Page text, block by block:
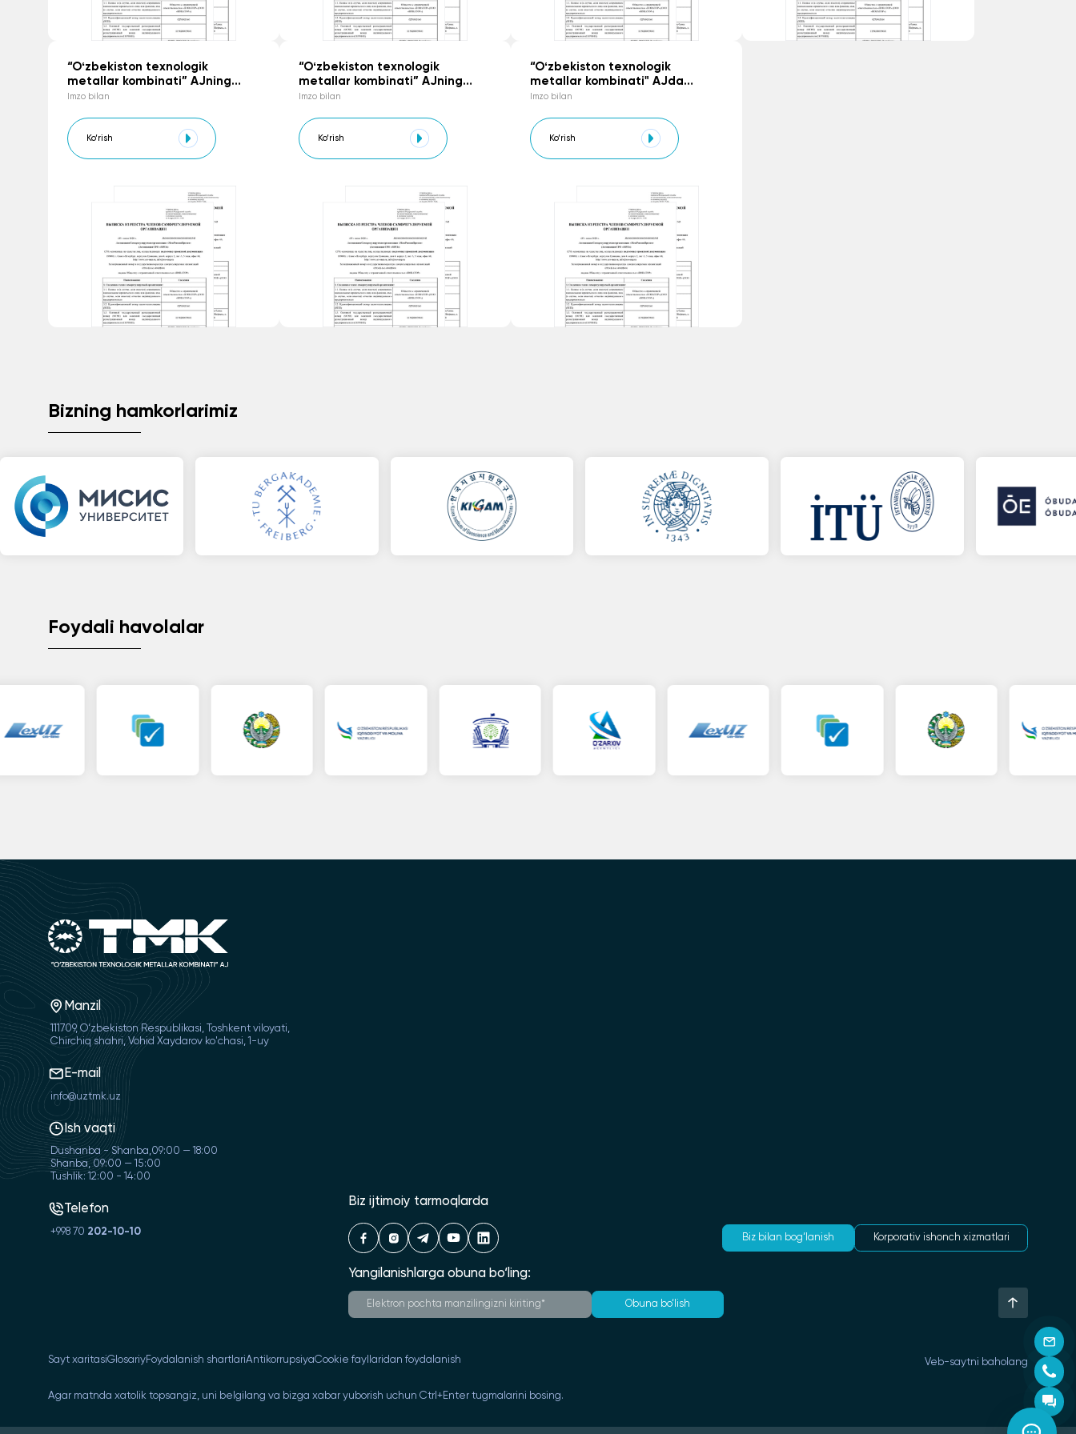
“Oʻzbekiston texnologik
metallar kombinati” AJning
Odob-axloq Kodeksi
Imzo bilan
Ko‘rish
“Oʻzbekiston texnologik
metallar kombinati” AJning
korrupsiyaga qarshi kurashish
Imzo bilan
Ko‘rish
“Oʻzbekiston texnologik
metallar kombinati" AJda
manfaatlar toʻqnashuvini
Imzo bilan
Ko‘rish
Bizning hamkorlarimiz
Foydali havolalar
Manzil
111709, O‘zbekiston Respublikasi, Toshkent viloyati,
Chirchiq shahri, Vohid Xaydarov ko'chasi, 1-uy
E-mail
info@uztmk.uz
Ish vaqti
Dushanba - Shanba,09:00 — 18:00
Shanba, 09:00 — 15:00
Tushlik: 12:00 - 14:00
Telefon
+998 70 202-10-10
Biz ijtimoiy tarmoqlarda
Biz bilan bog‘lanish Korporativ ishonch xizmatlari
Yangilanishlarga obuna bo‘ling:
Obuna bo‘lish
Sayt xaritasiGlosariyFoydalanish shartlariAntikorrupsiyaCookie fayllaridan foydalanish Veb-saytni baholang
Agar matnda xatolik topsangiz, uni belgilang va bizga xabar yuborish uchun Ctrl+Enter tugmalarini bosing.